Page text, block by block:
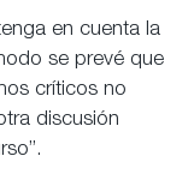
en cuenta la
se prevé que
críticos no
discusión